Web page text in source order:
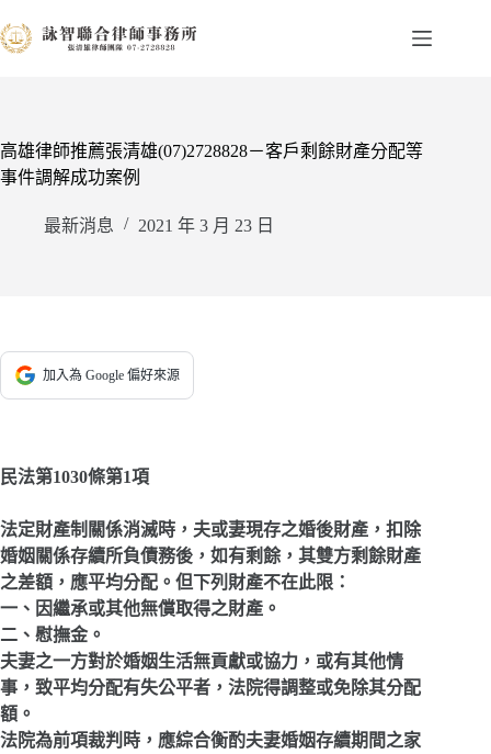
至
容
高雄律師推薦張清雄(07)2728828－客戶剩餘財產分配等
事件調解成功案例
最新消息 2021 年 3 月 23 日
加入為 Google 偏好來源
民法第1030條第1項
法定財產制關係消滅時，夫或妻現存之婚後財產，扣除
婚姻關係存續所負債務後，如有剩餘，其雙方剩餘財產
之差額，應平均分配。但下列財產不在此限：
一、因繼承或其他無償取得之財產。
二、慰撫金。
夫妻之一方對於婚姻生活無貢獻或協力，或有其他情
事，致平均分配有失公平者，法院得調整或免除其分配
額。
法院為前項裁判時，應綜合衡酌夫妻婚姻存續期間之家